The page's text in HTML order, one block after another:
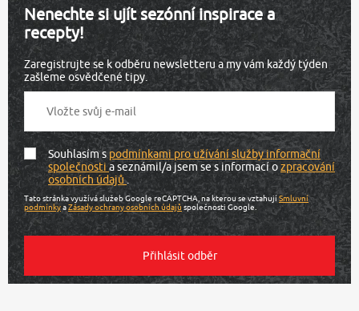
Nenechte si ujít sezónní inspirace a
recepty!
Zaregistrujte se k odběru newsletteru a my vám každý týden
zašleme osvědčené tipy.
Souhlasím spodmínkami pro užívání služby informační
společnostia seznámil/a jsem se s informací ozpracování
osobních údajů.
Tato stránka využívá služeb Google reCAPTCHA, na kterou se vztahujíSmluvní
podmínkyaZásady ochrany osobních údajů společnosti Google.